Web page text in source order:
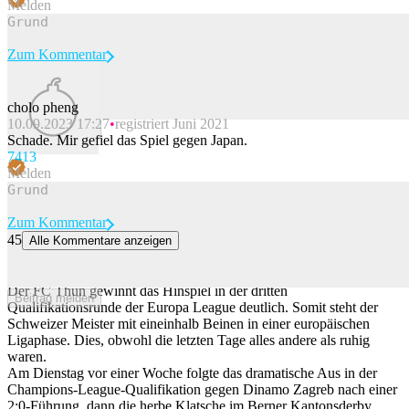
Melden
Beitrag melden
Zum Kommentar
cholo pheng
10.09.2023 17:27 registriert Juni 2021
Schade. Mir gefiel das Spiel gegen Japan.
7413
Melden
Beitrag melden
Zum Kommentar
45 Alle Kommentare anzeigen
Der FC Thun gewinnt das Hinspiel in der dritten
Qualifikationsrunde der Europa League deutlich. Somit steht der
Schweizer Meister mit eineinhalb Beinen in einer europäischen
Ligaphase. Dies, obwohl die letzten Tage alles andere als ruhig
waren.
Am Dienstag vor einer Woche folgte das dramatische Aus in der
Champions-League-Qualifikation gegen Dinamo Zagreb nach einer
2:0-Führung, dann die herbe Klatsche im Berner Kantonsderby